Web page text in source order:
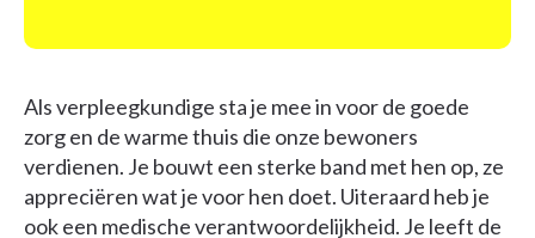
Als verpleegkundige sta je mee in voor de goede
zorg en de warme thuis die onze bewoners
verdienen. Je bouwt een sterke band met hen op, ze
appreciëren wat je voor hen doet. Uiteraard heb je
ook een medische verantwoordelijkheid. Je leeft de